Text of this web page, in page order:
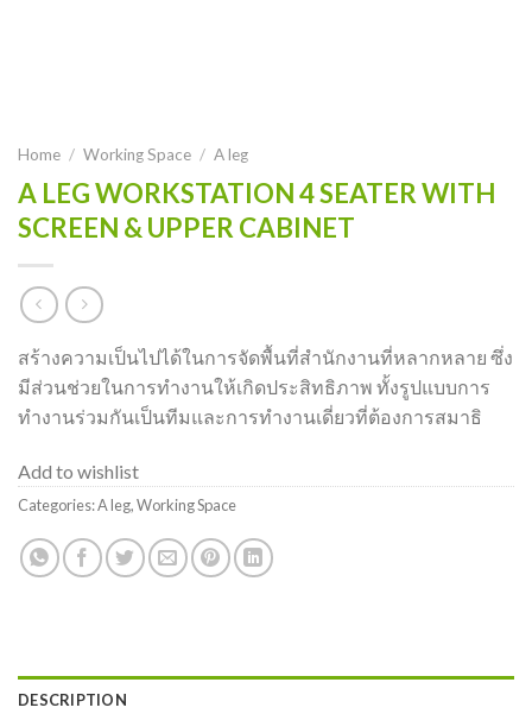
Home / Working Space / A leg
A LEG WORKSTATION 4 SEATER WITH
SCREEN & UPPER CABINET
สร้างความเป็นไปได้ในการจัดพื้นที่สำนักงานที่หลากหลาย ซึ่ง
มีส่วนช่วยในการทำงานให้เกิดประสิทธิภาพ ทั้งรูปแบบการ
ทำงานร่วมกันเป็นทีมและการทำงานเดี่ยวที่ต้องการสมาธิ
Add to wishlist
Categories:A leg,Working Space
DESCRIPTION